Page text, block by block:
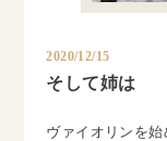
2020/12/15
そして姉は
ヴァイオリンを始